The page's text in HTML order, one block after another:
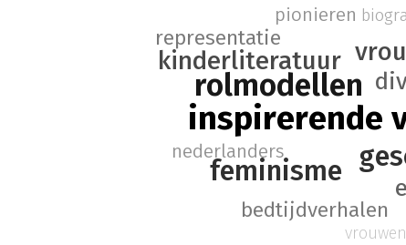
inspirerende
rolmodellen
feminisme
kinderliteratuur
bedtijdverhalen
representatie
pionieren
nederlanders